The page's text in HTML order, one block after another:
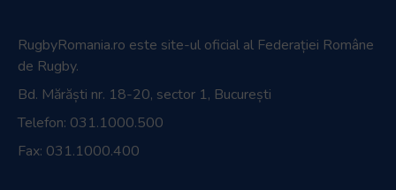
RugbyRomania.ro este site-ul oficial al Federației Române
de Rugby.
Bd. Mărăști nr. 18-20, sector 1, București
Telefon: 031.1000.500
Fax: 031.1000.400